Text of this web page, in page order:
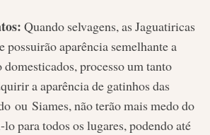
Quando selvagens, as Jaguatiricas
possuirão aparência semelhante a
domesticados, processo um tanto
a aparência de gatinhos das
ou Siames, não terão mais medo do
para todos os lugares, podendo até